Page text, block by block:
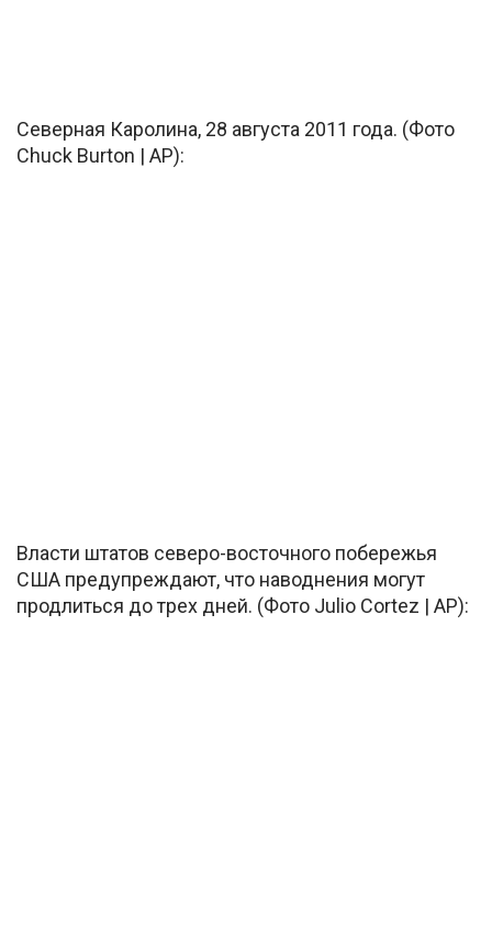
Северная Каролина, 28 августа 2011 года. (Фото
Chuck Burton | AP):
Власти штатов северо-восточного побережья
США предупреждают, что наводнения могут
продлиться до трех дней. (Фото Julio Cortez | AP):